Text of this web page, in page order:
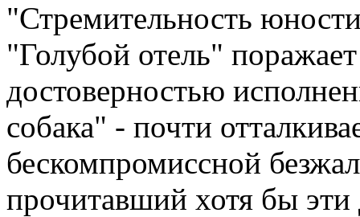
"Стремительность
"Голубой отель"
достоверностью
собака" - почти
бескомпромиссной
прочитавший хотя бы